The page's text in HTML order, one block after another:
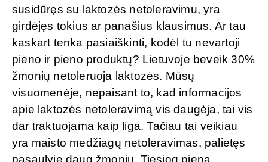
susidūręs su laktozės netoleravimu, yra
girdėjęs tokius ar panašius klausimus. Ar tau
kaskart tenka pasiaiškinti, kodėl tu nevartoji
pieno ir pieno produktų? Lietuvoje beveik 30%
žmonių netoleruoja laktozės. Mūsų
visuomenėje, nepaisant to, kad informacijos
apie laktozės netoleravimą vis daugėja, tai vis
dar traktuojama kaip liga. Tačiau tai veikiau
yra maisto medžiagų netoleravimas, palietęs
pasaulyje daug žmonių. Tiesiog pieną